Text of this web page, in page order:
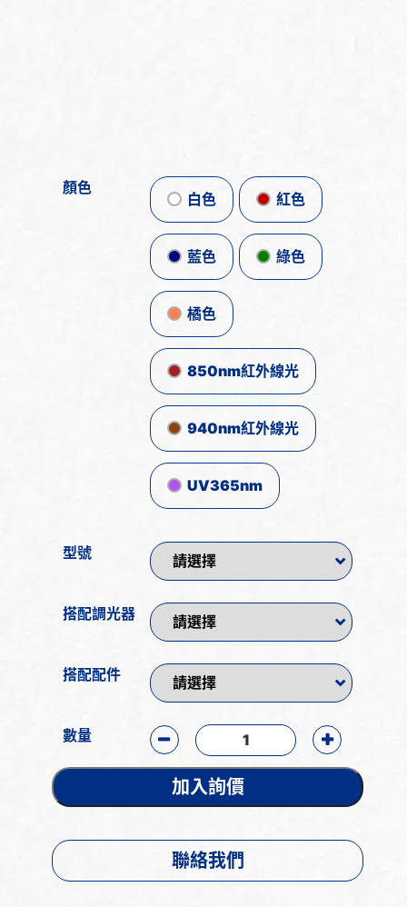
顏色
白色 紅色
藍色 綠色
橘色
850nm紅外線光
940nm紅外線光
UV365nm
型號
搭配調光器
搭配配件
數量
加入詢價
聯絡我們